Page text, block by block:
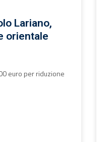
Lariano,
orientale
euro per riduzione